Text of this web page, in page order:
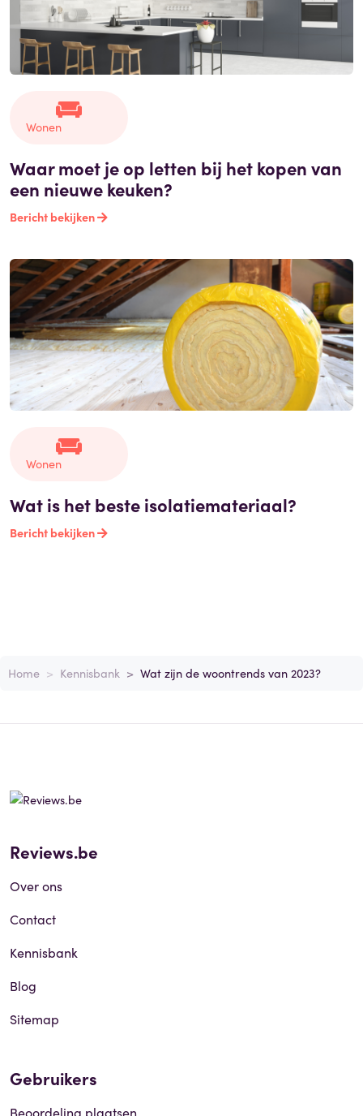
Wonen
Waar moet je op letten bij het kopen van
een nieuwe keuken?
Bericht bekijken
Wonen
Wat is het beste isolatiemateriaal?
Bericht bekijken
Home Kennisbank Wat zijn de woontrends van 2023?
Reviews.be
Over ons
Contact
Kennisbank
Blog
Sitemap
Gebruikers
Beoordeling plaatsen